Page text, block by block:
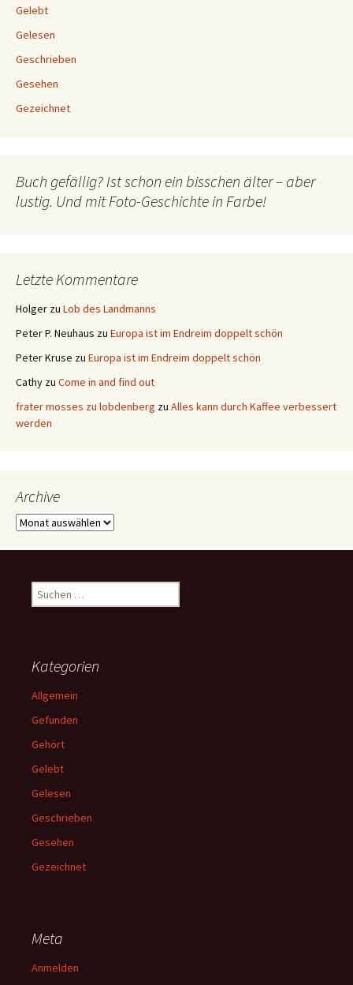
Gelebt
Gelesen
Geschrieben
Gesehen
Gezeichnet
Buch gefällig? Ist schon ein bisschen älter – aber
lustig. Und mit Foto-Geschichte in Farbe!
Letzte Kommentare
Holger zu Lob des Landmanns
Peter P. Neuhaus zu Europa ist im Endreim doppelt schön
Peter Kruse zu Europa ist im Endreim doppelt schön
Cathy zu Come in and find out
frater mosses zu lobdenberg zu Alles kann durch Kaffee verbessert
werden
Archive
Archive
Suchen
nach:
Kategorien
Allgemein
Gefunden
Gehört
Gelebt
Gelesen
Geschrieben
Gesehen
Gezeichnet
Meta
Anmelden